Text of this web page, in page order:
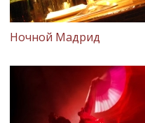
Ночной Мадрид